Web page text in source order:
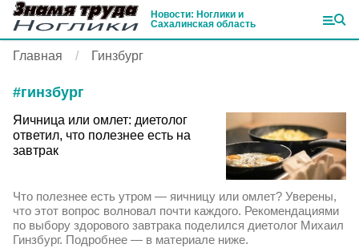
Новости: Ноглики и
Сахалинская область
Главная Гинзбург
#гинзбург
Яичница или омлет: диетолог
ответил, что полезнее есть на
завтрак
Что полезнее есть утром — яичницу или омлет? Уверены,
что этот вопрос волновал почти каждого. Рекомендациями
по выбору здорового завтрака поделился диетолог Михаил
Гинзбург. Подробнее — в материале ниже.